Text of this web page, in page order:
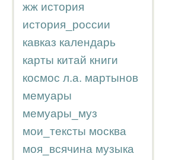
жж история
история_россии
кавказ календарь
карты китай книги
космос л.а. мартынов
мемуары
мемуары_муз
мои_тексты москва
моя_всячина музыка